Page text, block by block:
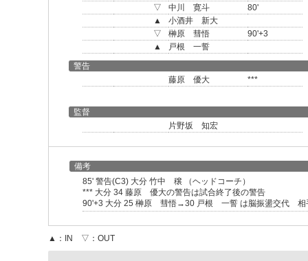
▽
中川 寛斗
80'
▲
小酒井 新大
▽
榊原 彗悟
90'+3
▲
戸根 一誓
警告
藤原 優大
***
監督
片野坂 知宏
備考
85' 警告(C3) 大分 竹中 穣 （ヘッドコーチ）
*** 大分 34 藤原 優大の警告は試合終了後の警告
90'+3 大分 25 榊原 彗悟→30 戸根 一誓 は脳振盪交代 相
▲：IN ▽：OUT